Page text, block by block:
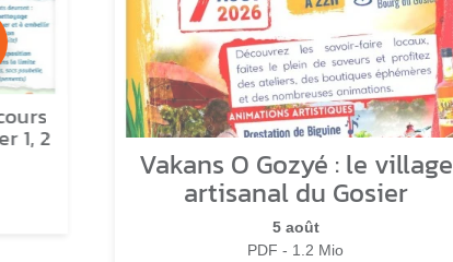
1, 2
Vakans O Gozyé : le village
artisanal du Gosier
5 août
PDF - 1.2 Mio